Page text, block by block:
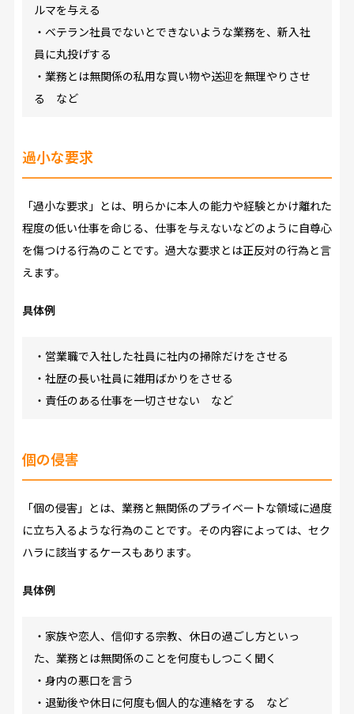
ルマを与える
・ベテラン社員でないとできないような業務を、新入社
員に丸投げする
・業務とは無関係の私用な買い物や送迎を無理やりさせ
る など
過小な要求
「過小な要求」とは、明らかに本人の能力や経験とかけ離れた
程度の低い仕事を命じる、仕事を与えないなどのように自尊心
を傷つける行為のことです。過大な要求とは正反対の行為と言
えます。
具体例
・営業職で入社した社員に社内の掃除だけをさせる
・社歴の長い社員に雑用ばかりをさせる
・責任のある仕事を一切させない など
個の侵害
「個の侵害」とは、業務と無関係のプライベートな領域に過度
に立ち入るような行為のことです。その内容によっては、セク
ハラに該当するケースもあります。
具体例
・家族や恋人、信仰する宗教、休日の過ごし方といっ
た、業務とは無関係のことを何度もしつこく聞く
・身内の悪口を言う
・退勤後や休日に何度も個人的な連絡をする など